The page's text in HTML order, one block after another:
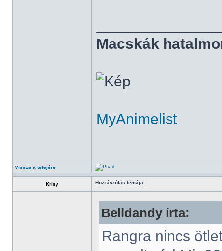
Macskák
MyAnimelist
Vissza a tetejére
Krisy Hozzászólás témája:
Belldandy írta:
Rangra nincs